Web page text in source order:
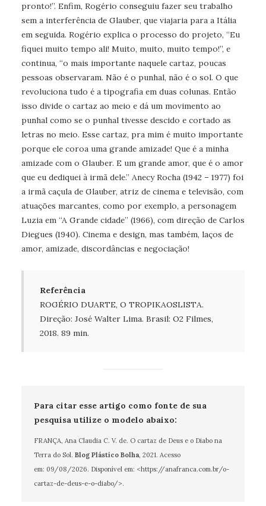
pronto!”. Enfim, Rogério conseguiu fazer seu trabalho
sem a interferência de Glauber, que viajaria para a Itália
em seguida. Rogério explica o processo do projeto, “Eu
fiquei muito tempo ali! Muito, muito, muito tempo!”, e
continua, “o mais importante naquele cartaz, poucas
pessoas observaram. Não é o punhal, não é o sol. O que
revoluciona tudo é a tipografia em duas colunas. Então
isso divide o cartaz ao meio e dá um movimento ao
punhal como se o punhal tivesse descido e cortado as
letras no meio. Esse cartaz, pra mim é muito importante
porque ele coroa uma grande amizade! Que é a minha
amizade com o Glauber. E um grande amor, que é o amor
que eu dediquei à irmã dele.” Anecy Rocha (1942 – 1977) foi
a irmã caçula de Glauber, atriz de cinema e televisão, com
atuações marcantes, como por exemplo, a personagem
Luzia em “A Grande cidade” (1966), com direção de Carlos
Diegues (1940). Cinema e design, mas também, laços de
amor, amizade, discordâncias e negociação!
Referência
ROGÉRIO DUARTE, O TROPIKAOSLISTA.
Direção: José Walter Lima. Brasil: O2 Filmes,
2018. 89 min.
Para citar esse artigo como fonte de sua
pesquisa utilize o modelo abaixo:
FRANÇA, Ana Claudia C. V. de. O cartaz de Deus e o Diabo na
Terra do Sol. Blog Plástico Bolha, 2021. Acesso
em: 09/08/2026. Disponível em: <https://anafranca.com.br/o-
cartaz-de-deus-e-o-diabo/>.